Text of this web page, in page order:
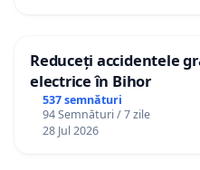
Reduceți accidentele
electrice în Bihor
537 semnături
94 Semnături / 7 zile
28 Jul 2026